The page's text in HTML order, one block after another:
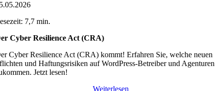
7,7 min.
Cyber Resilience Act (CRA)
Cyber Resilience Act (CRA) kommt! Erfahren Sie, welche neuen
und Haftungsrisiken auf WordPress-Betreiber und Agenturen
Jetzt lesen!
Weiterlesen